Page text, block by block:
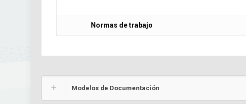
Normas de trabajo
Modelos de Documentación